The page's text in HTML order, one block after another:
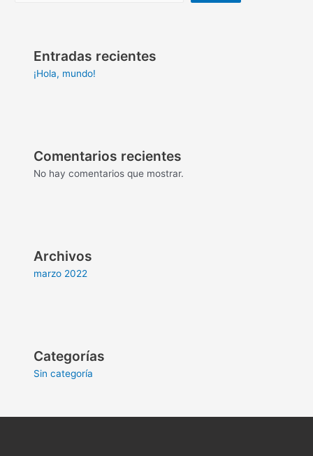
Entradas recientes
¡Hola, mundo!
Comentarios recientes
No hay comentarios que mostrar.
Archivos
marzo 2022
Categorías
Sin categoría